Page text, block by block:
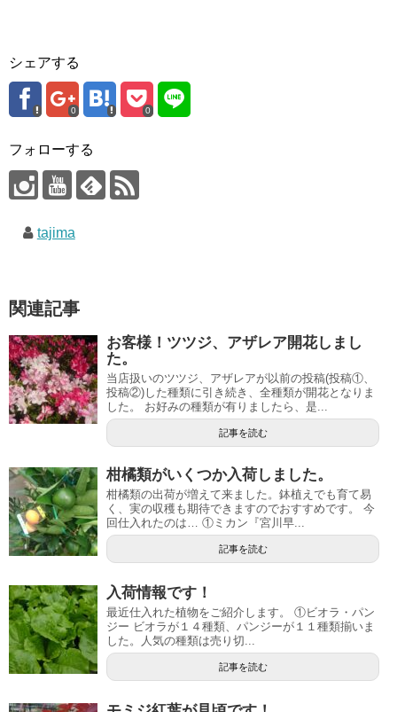
シェアする
0 0
フォローする
tajima
関連記事
お客様！ツツジ、アザレア開花しまし
た。
当店扱いのツツジ、アザレアが以前の投稿(投稿①、
投稿②)した種類に引き続き、全種類が開花となりま
した。 お好みの種類が有りましたら、是...
記事を読む
柑橘類がいくつか入荷しました。
柑橘類の出荷が増えて来ました。鉢植えでも育て易
く、実の収穫も期待できますのでおすすめです。 今
回仕入れたのは… ①ミカン『宮川早...
記事を読む
入荷情報です！
最近仕入れた植物をご紹介します。 ①ビオラ・パン
ジー ビオラが１４種類、パンジーが１１種類揃いま
した。人気の種類は売り切...
記事を読む